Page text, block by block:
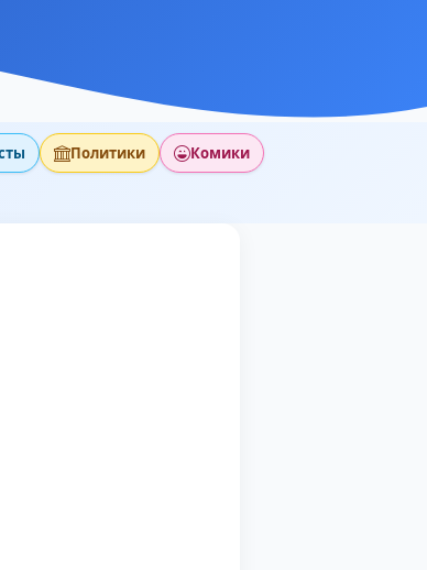
Политики
Комики